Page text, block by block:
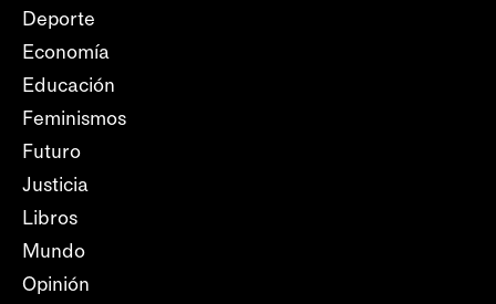
Deporte
Economía
Educación
Feminismos
Futuro
Justicia
Libros
Mundo
Opinión